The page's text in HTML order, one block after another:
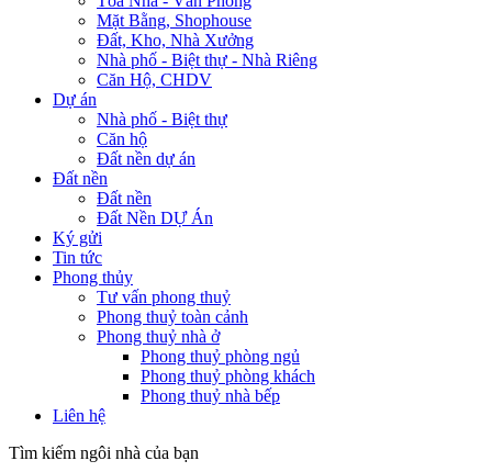
Mặt Bằng, Shophouse
Đất, Kho, Nhà Xưởng
Nhà phố - Biệt thự - Nhà Riêng
Căn Hộ, CHDV
Dự án
Nhà phố - Biệt thự
Căn hộ
Đất nền dự án
Đất nền
Đất nền
Đất Nền DỰ Án
Ký gửi
Tin tức
Phong thủy
Tư vấn phong thuỷ
Phong thuỷ toàn cảnh
Phong thuỷ nhà ở
Phong thuỷ phòng ngủ
Phong thuỷ phòng khách
Phong thuỷ nhà bếp
Liên hệ
Tìm kiếm ngôi nhà của bạn